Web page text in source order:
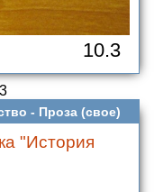
10.3
- Проза (свое)
"История